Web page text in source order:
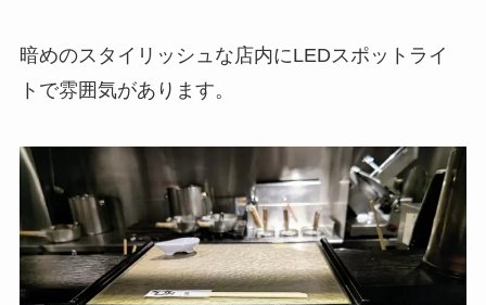
暗めのスタイリッシュな店内にLEDスポットライ
トで雰囲気があります。